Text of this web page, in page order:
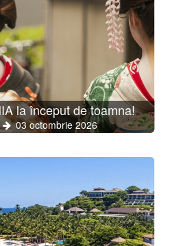
la început de toamna!
03 octombrie 2026